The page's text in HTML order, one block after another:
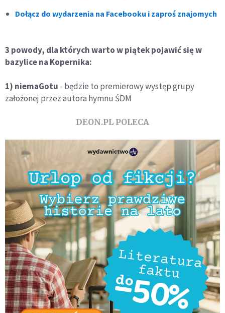
Dołącz do wydarzenia na Facebooku i zaproś znajomych
3 powody, dla których warto w piątek pojawić się w
bazylice na Kopernika:
1) niemaGotu - będzie to premierowy występ grupy
założonej przez autora hymnu ŚDM
DEON.PL POLECA